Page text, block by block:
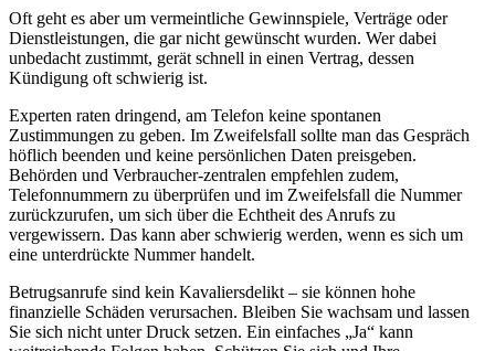
Oft geht es aber um vermeintliche Gewinnspiele, Verträge oder
Dienstleistungen, die gar nicht gewünscht wurden. Wer dabei
unbedacht zustimmt, gerät schnell in einen Vertrag, dessen
Kündigung oft schwierig ist.
Experten raten dringend, am Telefon keine spontanen
Zustimmungen zu geben. Im Zweifelsfall sollte man das Gespräch
höflich beenden und keine persönlichen Daten preisgeben.
Behörden und Verbraucher-zentralen empfehlen zudem,
Telefonnummern zu überprüfen und im Zweifelsfall die Nummer
zurückzurufen, um sich über die Echtheit des Anrufs zu
vergewissern. Das kann aber schwierig werden, wenn es sich um
eine unterdrückte Nummer handelt.
Betrugsanrufe sind kein Kavaliersdelikt – sie können hohe
finanzielle Schäden verursachen. Bleiben Sie wachsam und lassen
Sie sich nicht unter Druck setzen. Ein einfaches „Ja“ kann